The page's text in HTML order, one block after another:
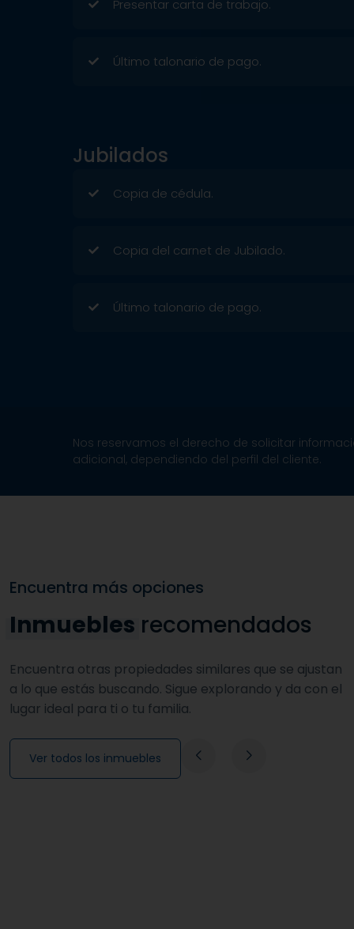
Presentar carta de trabajo.
Último talonario de pago.
Jubilados
Copia de cédula.
Copia del carnet de Jubilado.
Último talonario de pago.
Nos reservamos el derecho de solicitar
adicional, dependiendo del perfil del cliente.
Encuentra más opciones
Inmuebles recomendados
Encuentra otras propiedades similares que se ajustan
a lo que estás buscando. Sigue explorando y da con el
lugar ideal para ti o tu familia.
Ver todos los inmuebles